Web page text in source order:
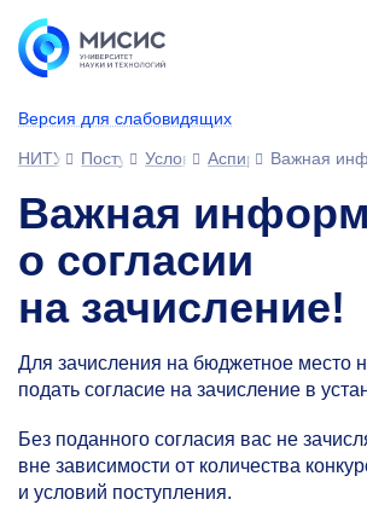
Версия для слабовидящих
НИТУ МИСИСПоступающимУсловия приема
Аспирантура
Важная
Важная
о согласии
на зачисление!
Для зачисления на бюджетное место
подать согласие на зачисление в
Без поданного согласия вас не
вне зависимости от количества
и условий поступления.